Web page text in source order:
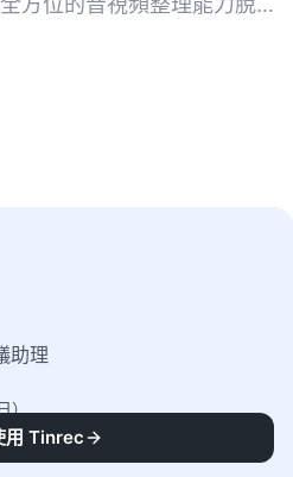
助理
）
用 Tinrec